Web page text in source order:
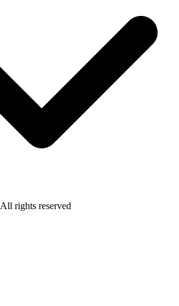
All rights reserved